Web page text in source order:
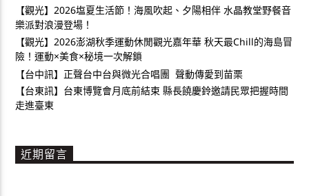
【觀光】2026塩夏生活節！海風吹起、夕陽相伴 水晶教堂野餐音
樂派對浪漫登場！
【觀光】2026澎湖秋季運動休閒觀光嘉年華 秋天最Chill的海島冒
險！運動×美食×秘境一次解鎖
【台中訊】正聲台中台與微光合唱團 聲動傳愛到苗栗
【台東訊】台東博覽會月底前結束 縣長饒慶鈴邀請民眾把握時間
走進臺東
近期留言